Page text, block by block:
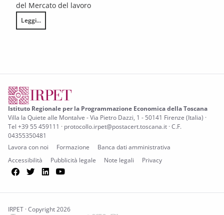
del Mercato del lavoro
Leggi...
Toscana Notizie – Flash Lavoro n. 65/2025
Istituto Regionale per la Programmazione Economica della Toscana
Villa la Quiete alle Montalve - Via Pietro Dazzi, 1 - 50141 Firenze (Italia) ·
Tel +39 55 459111 · protocollo.irpet@postacert.toscana.it · C.F.
04355350481
Lavora con noi
Formazione
Banca dati amministrativa
Accessibilità
Pubblicità legale Note legali Privacy
Facebook
TwitterLinkedIn
IRPET · Copyright 2026